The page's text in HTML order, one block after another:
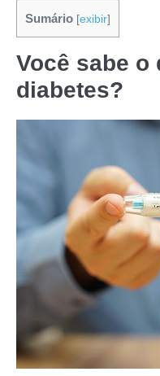
Sumário [exibir]
Você sabe o
diabetes?